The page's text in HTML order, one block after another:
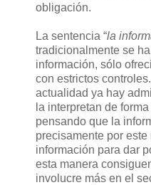
obligación.
La sentencia “la
tradicionalmente se
información, sólo
con estrictos
actualidad ya hay
la interpretan de
pensando que la
precisamente por este
información para dar
esta manera
involucre más en el